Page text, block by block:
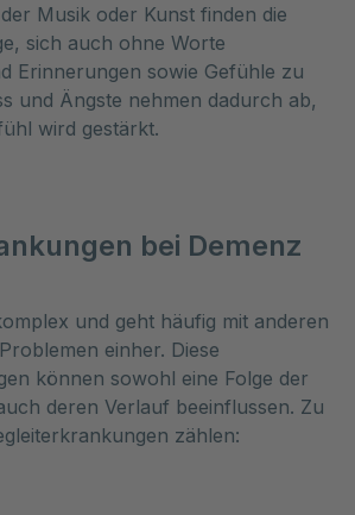
Musik oder Kunst finden die
sich auch ohne Worte
Erinnerungen sowie Gefühle zu
und Ängste nehmen dadurch ab,
wird gestärkt.
bei Demenz
und geht häufig mit anderen
einher. Diese
können sowohl eine Folge der
deren Verlauf beeinflussen. Zu
zählen: